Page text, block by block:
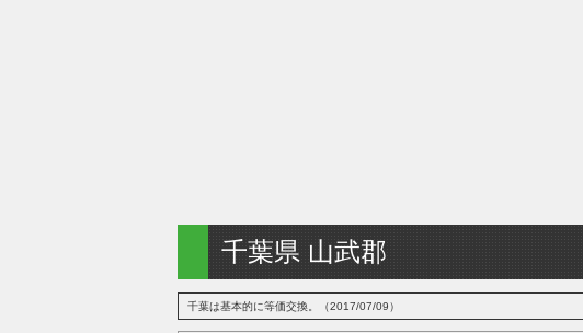
千葉県 山武郡
千葉は基本的に等価交換。（2017/07/09）